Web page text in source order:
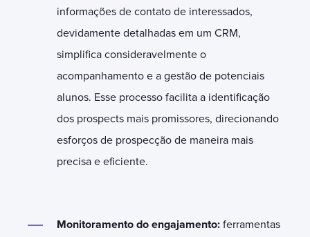
informações de contato de interessados,
devidamente detalhadas em um CRM,
simplifica consideravelmente o
acompanhamento e a gestão de potenciais
alunos. Esse processo facilita a identificação
dos prospects mais promissores, direcionando
esforços de prospecção de maneira mais
precisa e eficiente.
Monitoramento do engajamento: ferramentas